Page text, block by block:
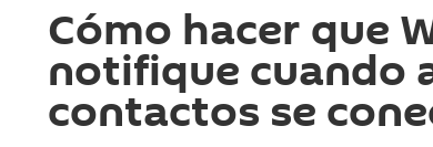
Cómo hacer que
notifique cuando
contactos se